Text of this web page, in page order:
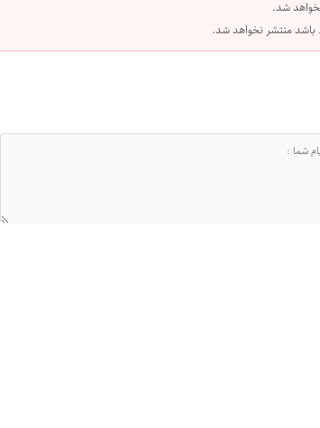
شد.
باشد منتشر نخواهد شد.